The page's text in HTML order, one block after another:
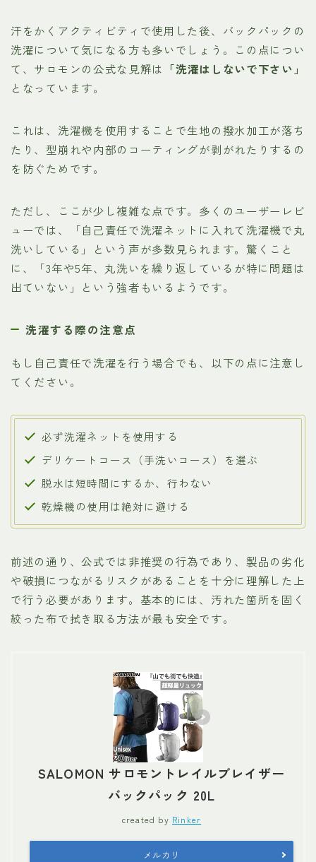
汗をかくアクティビティで使用した後、バックパックの
洗濯について気になる方も多いでしょう。この点につい
て、サロモンの公式な見解は 「洗濯はしないで下さい」
となっています。
これは、洗濯機を使用することで生地の撥水加工が落ち
たり、型崩れや内部のコーティングが剥がれたりするの
を防ぐためです。
ただし、ここが少し複雑な点です。多くのユーザーレビ
ューでは、「自己責任で洗濯ネットに入れて洗濯機で丸
洗いしている」という声が多数見られます。驚くこと
に、「3年や5年、丸洗いを繰り返しているが特に問題は
出ていない」という強者もいるようです。
洗濯する際の注意点
もし自己責任で洗濯を行う場合でも、以下の点に注意し
てください。
必ず洗濯ネットを使用する
デリケートコース（手洗いコース）を選ぶ
脱水は短時間にするか、行わない
乾燥機の使用は絶対に避ける
前述の通り、公式では非推奨の行為であり、製品の劣化
や破損につながるリスクがあることを十分に理解した上
で行う必要があります。基本的には、汚れた箇所を固く
絞った布で拭き取る方法が最も安全です。
SALOMON サロモントレイルブレイザー
バックパック 20L
created by Rinker
メルカリ